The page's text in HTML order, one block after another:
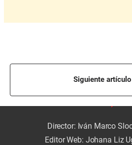
Siguiente artículo
Director: Iván Marco
Editor Web: Johana Liz